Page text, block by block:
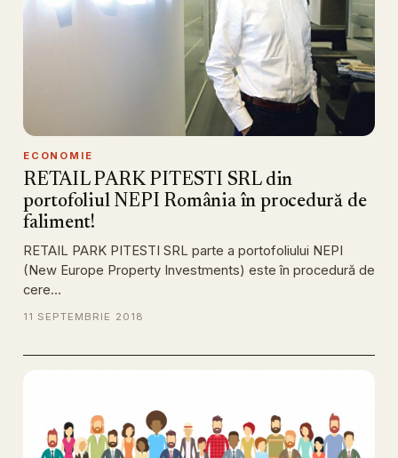
ECONOMIE
RETAIL PARK PITESTI SRL din
portofoliul NEPI România în procedură de
faliment!
RETAIL PARK PITESTI SRL parte a portofoliului NEPI
(New Europe Property Investments) este în procedură de
cere…
11 SEPTEMBRIE 2018